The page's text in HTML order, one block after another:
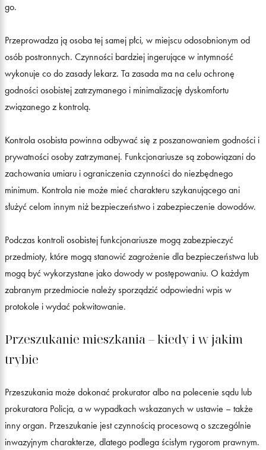
go.
Przeprowadza ją osoba tej samej płci, w miejscu odosobnionym od
osób postronnych. Czynności bardziej ingerujące w intymność
wykonuje co do zasady lekarz. Ta zasada ma na celu ochronę
godności osobistej zatrzymanego i minimalizację dyskomfortu
związanego z kontrolą.
Kontrola osobista powinna odbywać się z poszanowaniem godności i
prywatności osoby zatrzymanej. Funkcjonariusze są zobowiązani do
zachowania umiaru i ograniczenia czynności do niezbędnego
minimum. Kontrola nie może mieć charakteru szykanującego ani
służyć celom innym niż bezpieczeństwo i zabezpieczenie dowodów.
Podczas kontroli osobistej funkcjonariusze mogą zabezpieczyć
przedmioty, które mogą stanowić zagrożenie dla bezpieczeństwa lub
mogą być wykorzystane jako dowody w postępowaniu. O każdym
zabranym przedmiocie należy sporządzić odpowiedni wpis w
protokole i wydać pokwitowanie.
Przeszukanie mieszkania – kiedy i w jakim
trybie
Przeszukania może dokonać prokurator albo na polecenie sądu lub
prokuratora Policja, a w wypadkach wskazanych w ustawie – także
inny organ. Przeszukanie jest czynnością procesową o szczególnie
inwazyjnym charakterze, dlatego podlega ścisłym rygorom prawnym.